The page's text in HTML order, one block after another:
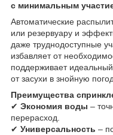
с минимальным
Автоматические
или резервуару и
даже труднодоступные
избавляет от
поддерживает
от засухи в знойную
Преимущества
✔ Экономия воды –
перерасход.
✔ Универсальность –